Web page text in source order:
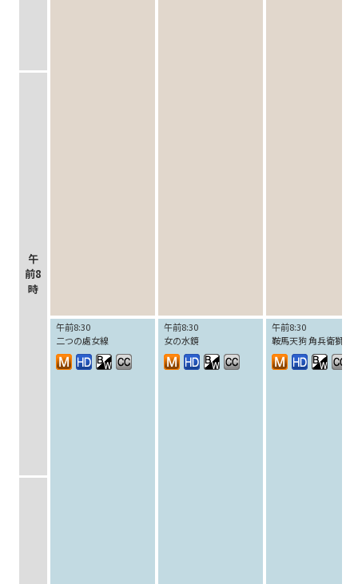
午
前8
時
午前8:30
二つの處女線
午前8:30
女の水鏡
午前8:30
鞍馬天狗 角兵衛獅子